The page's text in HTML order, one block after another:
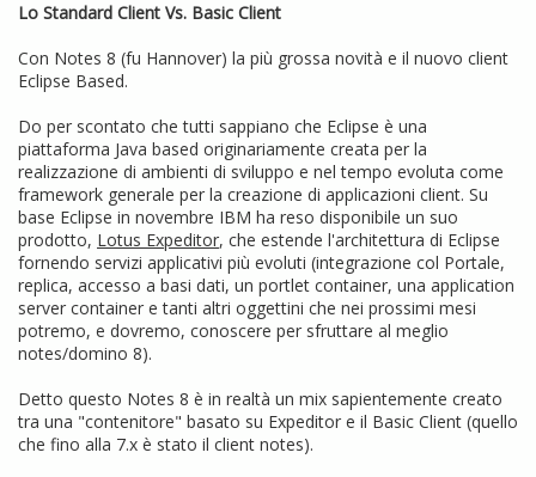
Lo Standard Client Vs. Basic Client
Con Notes 8 (fu Hannover) la più grossa novità e il nuovo client
Eclipse Based.
Do per scontato che tutti sappiano che Eclipse è una
piattaforma Java based originariamente creata per la
realizzazione di ambienti di sviluppo e nel tempo evoluta come
framework generale per la creazione di applicazioni client. Su
base Eclipse in novembre IBM ha reso disponibile un suo
prodotto, Lotus Expeditor, che estende l'architettura di Eclipse
fornendo servizi applicativi più evoluti (integrazione col Portale,
replica, accesso a basi dati, un portlet container, una application
server container e tanti altri oggettini che nei prossimi mesi
potremo, e dovremo, conoscere per sfruttare al meglio
notes/domino 8).
Detto questo Notes 8 è in realtà un mix sapientemente creato
tra una "contenitore" basato su Expeditor e il Basic Client (quello
che fino alla 7.x è stato il client notes).